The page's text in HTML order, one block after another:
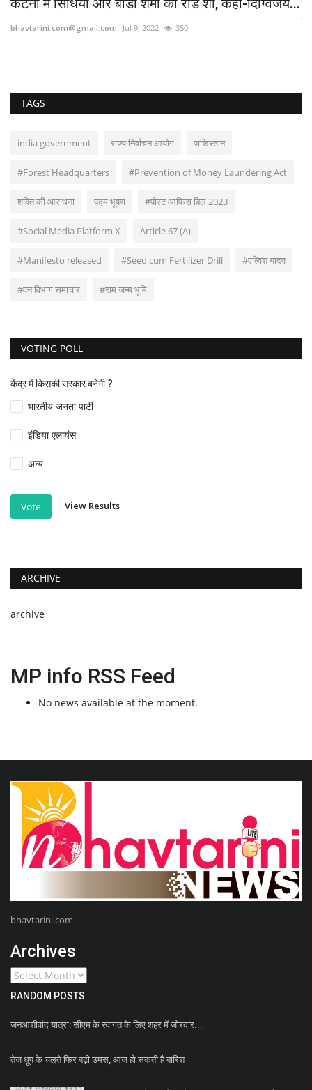
bhavtarini.com@gmail.com Jul 9, 2022 350
TAGS
india government राज्य निर्वाचन आयोग पाकिस्तान
#Forest Headquarters #Prevention of Money Laundering Act
शक्ति की आराधना पद्म भूषण #पोस्ट आफिस बिल 2023
#Social Media Platform X Article 67 (A)
#Manifesto released #Seed cum Fertilizer Drill #एल्विश यादव
#वन विभाग समाचार #राम जन्म भूमि
VOTING POLL
केंद्र में किसकी सरकार बनेगी ?
भारतीय जनता पार्टी
इंडिया एलायंस
अन्य
Vote View Results
ARCHIVE
archive
MP info RSS Feed
No news available at the moment.
bhavtarini.com
Archives
RANDOM POSTS
जनआशीर्वाद यात्रा: सीएम के स्वागत के लिए शहर में जोरदार...
तेज धूप के चलते फिर बढ़ी उमस, आज हो सकती है बारिश